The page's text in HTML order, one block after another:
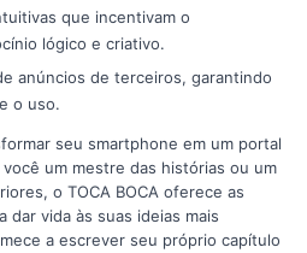
que incentivam o
lógico e criativo.
anúncios de terceiros, garantindo
o uso.
seu smartphone em um portal
um mestre das histórias ou um
o TOCA BOCA oferece as
dar vida às suas ideias mais
a escrever seu próprio capítulo